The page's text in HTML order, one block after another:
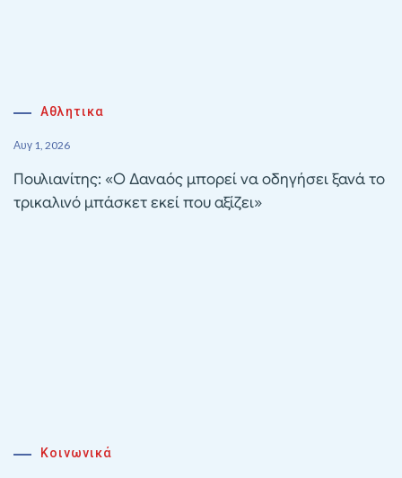
Αθλητικα
Αυγ 1, 2026
Πουλιανίτης: «Ο Δαναός μπορεί να οδηγήσει ξανά το
τρικαλινό μπάσκετ εκεί που αξίζει»
Κοινωνικά